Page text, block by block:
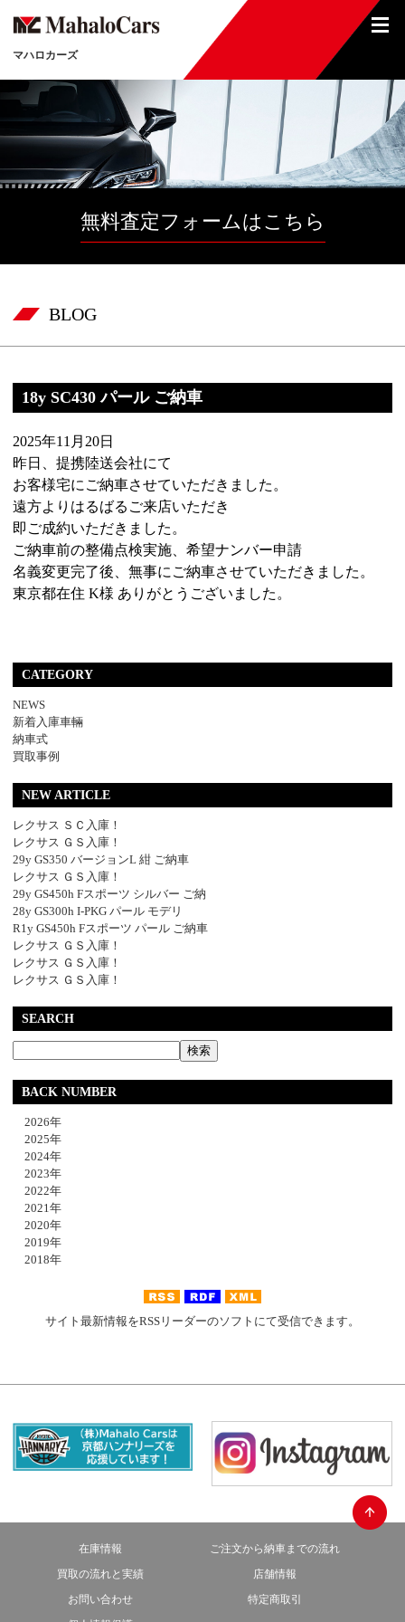
マハロカーズ
無料査定フォームはこちら
BLOG
18y SC430 パール ご納車
2025年11月20日
昨日、提携陸送会社にて
お客様宅にご納車させていただきました。
遠方よりはるばるご来店いただき
即ご成約いただきました。
ご納車前の整備点検実施、希望ナンバー申請
名義変更完了後、無事にご納車させていただきました。
東京都在住 K様 ありがとうございました。
CATEGORY
NEWS
新着入庫車輛
納車式
買取事例
NEW ARTICLE
レクサス ＳＣ入庫！
レクサス ＧＳ入庫！
29y GS350 バージョンL 紺 ご納車
レクサス ＧＳ入庫！
29y GS450h Fスポーツ シルバー ご納
28y GS300h I-PKG パール モデリ
R1y GS450h Fスポーツ パール ご納車
レクサス ＧＳ入庫！
レクサス ＧＳ入庫！
レクサス ＧＳ入庫！
SEARCH
BACK NUMBER
2026年
2025年
2024年
2023年
2022年
2021年
2020年
2019年
2018年
サイト最新情報をRSSリーダーのソフトにて受信できます。
在庫情報
ご注文から納車までの流れ
買取の流れと実績
店舗情報
お問い合わせ
特定商取引